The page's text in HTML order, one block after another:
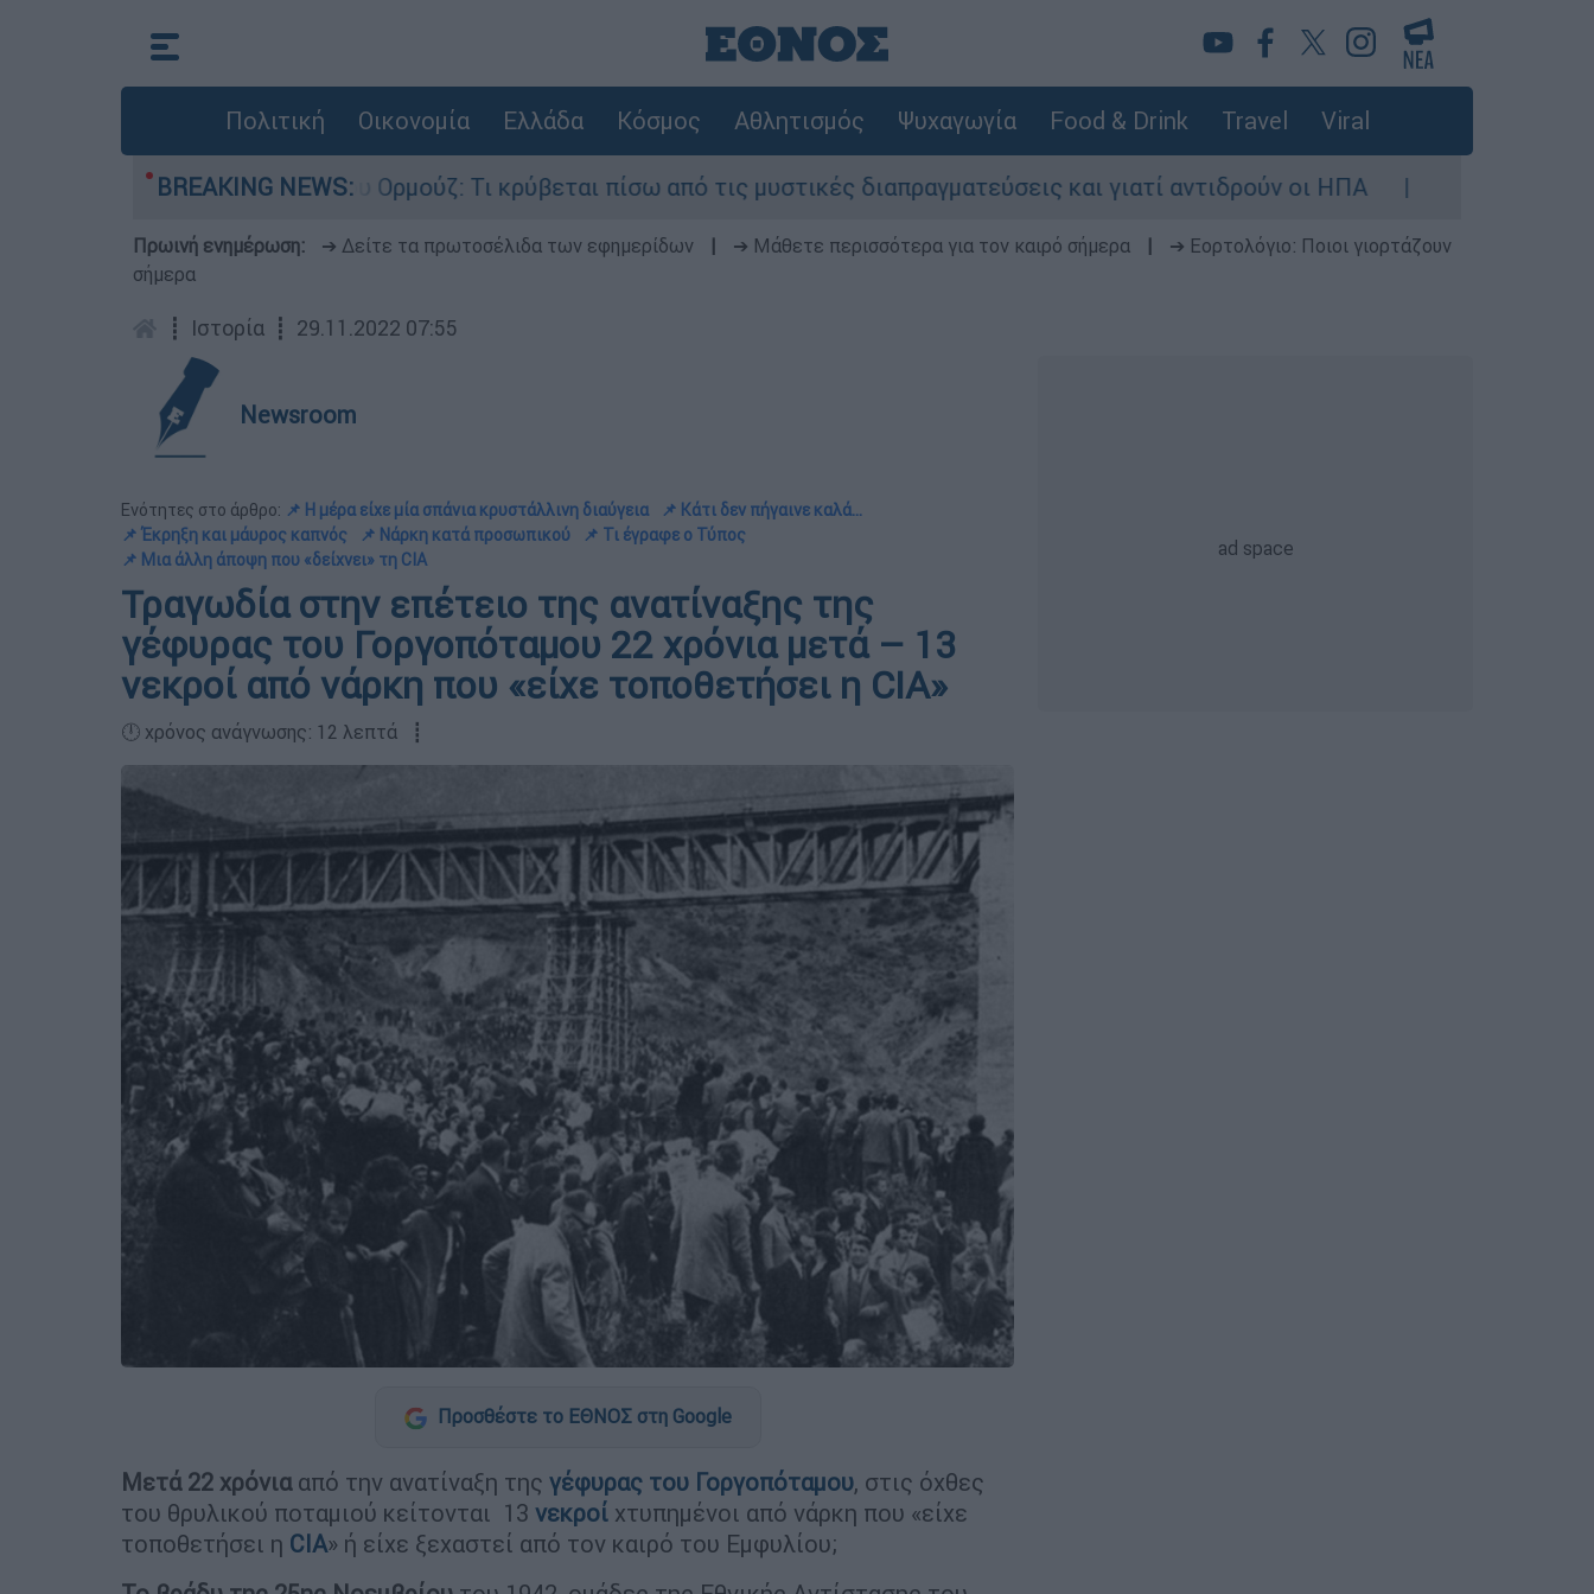
Πολιτική Οικονομία Ελλάδα Κόσμος Αθλητισμός Ψυχαγωγία Food & Drink Travel Viral
BREAKING NEWS:
για τα Στενά του Ορμούζ: Τι κρύβεται πίσω από τις μυστικές διαπραγματεύσεις και γιατί αντιδρούν οι ΗΠΑ Κυνήγι χρόνου στα
Πρωινή ενημέρωση: ➔ Δείτε τα πρωτοσέλιδα των εφημερίδων ➔ Μάθετε περισσότερα για τον καιρό σήμερα
➔ Εορτολόγιο: Ποιοι γιορτάζουν
σήμερα
┋ Ιστορία ┋ 29.11.2022 07:55
Newsroom
Ενότητες στο άρθρο: 📌 Η μέρα είχε μία σπάνια κρυστάλλινη διαύγεια
📌 Κάτι δεν πήγαινε καλά...
📌 Έκρηξη και μάυρος καπνός
📌 Νάρκη κατά προσωπικού
📌 Τι έγραφε ο Τύπος
📌 Μια άλλη άποψη που «δείχνει» τη CIA
Τραγωδία στην επέτειο της ανατίναξης της
γέφυρας του Γοργοπόταμου 22 χρόνια μετά – 13
νεκροί από νάρκη που «είχε τοποθετήσει η CIA»
🕛 χρόνος ανάγνωσης: 12 λεπτά ┋
Προσθέστε το ΕΘΝΟΣ στη Google
Μετά 22 χρόνιααπό την ανατίναξη της γέφυρας του Γοργοπόταμου, στις όχθες
του θρυλικού ποταμιού κείτονται 13 νεκροί χτυπημένοι από νάρκη που «είχε
τοποθετήσει η CIA» ή είχε ξεχαστεί από τον καιρό του Εμφυλίου;